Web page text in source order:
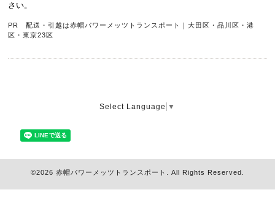
さい。
PR 配送・引越は赤帽パワーメッツトランスポート｜大田区・品川区・港
区・東京23区
Select Language ▼
©2026 赤帽パワーメッツトランスポート . All Rights Reserved.